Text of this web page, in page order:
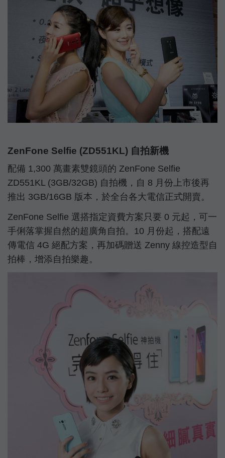
ZenFone Selfie (ZD551KL) 自拍新機
配備 1,300 萬畫素雙鏡頭的 ZenFone Selfie
ZD551KL (3GB/32GB) 自拍機，自 8 月份上市後再
推出 3GB/16GB 版本，於全台各大電信正式開賣。
ZenFone Selfie 選搭指定資費方案只要 0 元起，可一
手俐落掌握自然的超廣角自拍。10 月份起，搭配遠
傳電信 4G 絕配方案，再加碼贈送 Zenny 線控造型自
拍棒，增添自拍樂趣。